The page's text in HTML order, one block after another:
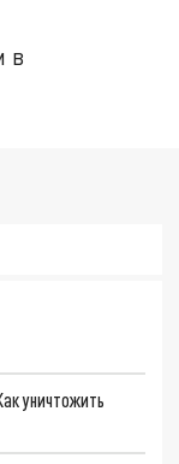
в
уничтожить